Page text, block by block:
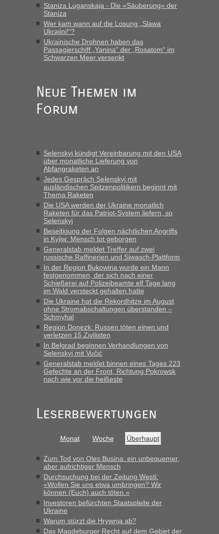
Recht, Visa und Dokumente • Re: Deklaration
gebrauchter Kleidung beim Zoll
„Vielen Dank, mit einem Briefchen meiner Frau im Gepäck
gab es keine Probleme“
fast 11 Milliarden aufgedeckt
„Am besten wäre natürlich, wenn die Frau mit dabei ist.
Alleinreisende Männer stehen schließlich immer unter
Milliarden aufgedeckt
„Kein Zoll. Du musst an sich nur sagen dass das privat ist
und du nicht damit handeln willst. So lange das nicht
Originalverpackt ist und ersichlich das nicht neu sollte es
keine Probleme geben“
Recht, Visa und Dokumente • Deklaration
gebrauchter Kleidung beim Zoll
„Hallo Leute, ich weiß nicht, ob ich hier richtig bin mit meiner
Anfrage. Ich möchte 4 Umzugskartons mit gebrauchter
Straßen Kleidung bei der Einreise in die Ukraine
mitnehmen. Es ist gebrauchte Kleidung...“
Berichte und Reisetipps • Re: An welchem
Grenzübergang zwischen Polen und der Ukraine geht es am
schnellsten?
„Wir sind mit unserem Wohnmobil, wie geplant am Montag
15.6. in Krakovets rüber. Sehr zeitig los gegen 5 Uhr in der
Früh. Mit sehr sehr wenig Verkehr, super bis zur Grenze. Nur
8 PKW vor der Schranke....“
inBerichte und Reisetipps • Re: An welchem
Grenzübergang zwischen Polen und der Ukraine geht es am
in Krakowez mit dem Kleinbus. Abfertigung ging dann
schnell da auch Passagiere mit EU-Pass dabei waren“
Berichte und Reisetipps • Re: An welchem
Grenzübergang zwischen Polen und der Ukraine geht es am
schnellsten?
„Bin am Montag 15.6.26 um 8 Uhr in Urgyniw ausgereist,
das erste Mal an einem Montagmorgen ca. 15 Fahrzeuge
vor mir, bin sonst der Erste oder Zweite, egal, nach ca 20
Minuten wurde dann die nächste Welle...“
Berichte und Reisetipps • Re: An welchem
Grenzübergang zwischen Polen und der Ukraine geht es am
Staniza Luganskaja - Die «Säuberung» der
Staniza
Wer kam wann auf die Losung „Slawa
Ukrajini!“?
Ukrainische Drohnen haben das
Passagierschiff „Yanina“ der „Rosatom“ im
Schwarzen Meer versenkt
Neue Themen im
Forum
Selenskyj kündigt Vereinbarung mit den USA
über monatliche Lieferung von
Abfangraketen an
Jedes Gespräch Selenskyj mit
ausländischen Spitzenpolitikern beginnt mit
Thema Raketen
Die USA werden der Ukraine monatlich
Raketen für das Patriot-System liefern, so
Selenskyj
Beseitigung der Folgen nächtlichen Angriffs
in Kyjiw: Mensch tot geborgen
Generalstab meldet Treffer auf zwei
russische Raffinerien und Siwasch-Plattform
In der Region Bukowina wurde ein Mann
festgenommen, der sich nach einer
Schießerei auf Polizeibeamte elf Tage lang
im Wald versteckt gehalten hatte
Die Ukraine hat die Rekordhitze im August
ohne Stromabschaltungen überstanden –
Schmyhal
Region Donezk: Russen töten einen und
verletzen 15 Zivilisten
In Belgrad beginnen Verhandlungen von
Selenskyj mit Vučić
Generalstab meldet binnen eines Tages 223
Gefechte an der Front, Richtung Pokrowsk
nach wie vor die heißeste
Leserbewertungen
Monat Woche Überhaupt
Zum Tod von Oles Busina: ein unbequemer,
aber aufrichtiger Mensch
Durchsuchung bei der Zeitung Westi:
«Wollen Sie uns etwa umbringen? Wir
können (Euch) auch töten.»
Investoren befürchten Staatspleite der
Ukraine
Warum stürzt die Hrywnja ab?
Das Magdeburger Recht auf dem Gebiet der